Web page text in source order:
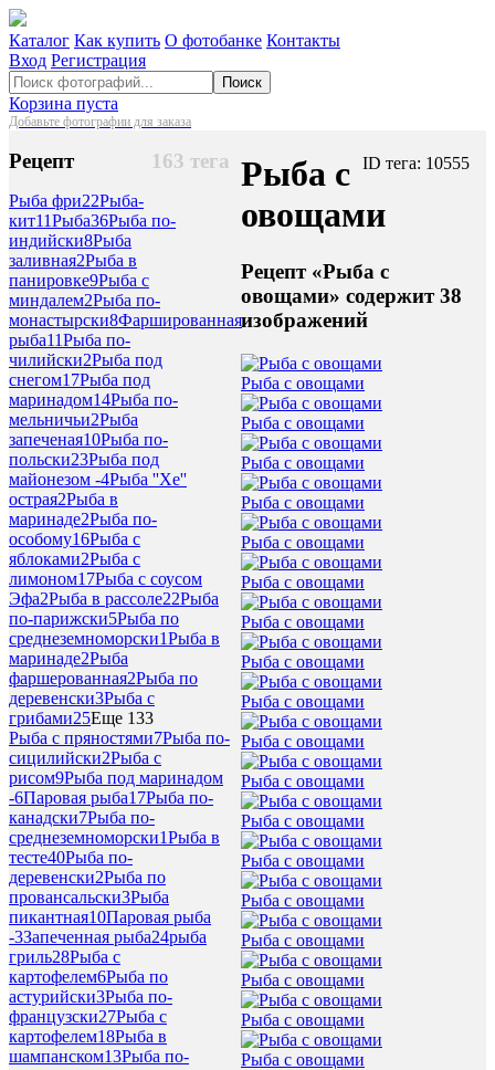
Каталог Как купить О фотобанке Контакты
Вход Регистрация
Поиск
Корзина пуста
Добавьте фотографии для заказа
163 тега
Рецепт
Рыба фри22Рыба-
кит11Рыба36Рыба по-
индийски8Рыба
заливная2Рыба в
панировке9Рыба с
миндалем2Рыба по-
монастырски8Фаршированная
рыба11Рыба по-
чилийски2Рыба под
снегом17Рыба под
маринадом14Рыба по-
мельничьи2Рыба
запеченая10Рыба по-
польски23Рыба под
майонезом -4Рыба ''Хе''
острая2Рыба в
маринаде2Рыба по-
особому16Рыба с
яблоками2Рыба с
лимоном17Рыба с соусом
Эфа2Рыба в рассоле22Рыба
по-парижски5Рыба по
среднеземноморски1Рыба в
маринаде2Рыба
фаршерованная2Рыба по
деревенски3Рыба с
грибами25Еще 133
Рыба с пряностями7Рыба по-
сицилийски2Рыба с
рисом9Рыба под маринадом
-6Паровая рыба17Рыба по-
канадски7Рыба по-
среднеземноморски1Рыба в
тесте40Рыба по-
деревенски2Рыба по
провансальски3Рыба
пикантная10Паровая рыба
-3Запеченная рыба24рыба
гриль28Рыба с
картофелем6Рыба по
астурийски3Рыба по-
французски27Рыба с
картофелем18Рыба в
шампанском13Рыба по-
ID тега: 10555
Рыба с
овощами
Рецепт «Рыба с
овощами» содержит 38
изображений
Рыба с овощами
Рыба с овощами
Рыба с овощами
Рыба с овощами
Рыба с овощами
Рыба с овощами
Рыба с овощами
Рыба с овощами
Рыба с овощами
Рыба с овощами
Рыба с овощами
Рыба с овощами
Рыба с овощами
Рыба с овощами
Рыба с овощами
Рыба с овощами
Рыба с овощами
Рыба с овощами